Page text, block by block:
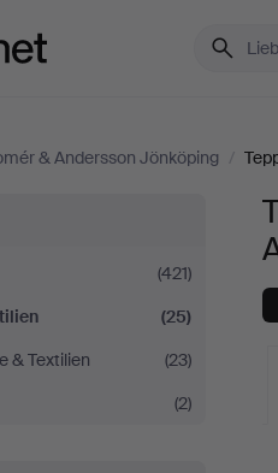
& Andersson Jönköping /
(421)
(25)
& Textilien
(23)
(2)